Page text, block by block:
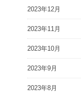
2023年12月
2023年11月
2023年10月
2023年9月
2023年8月